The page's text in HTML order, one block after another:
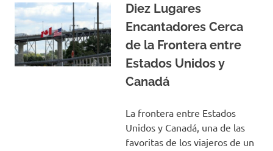
Diez Lugares
Encantadores Cerca
de la Frontera entre
Estados Unidos y
Canadá
La frontera entre Estados
Unidos y Canadá, una de las
favoritas de los viajeros de un